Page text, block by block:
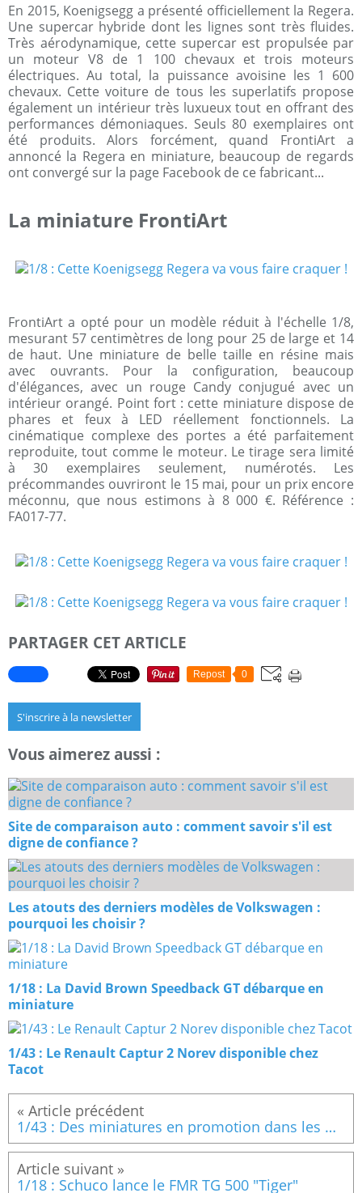
En 2015, Koenigsegg a présenté officiellement la Regera.
Une supercar hybride dont les lignes sont très fluides.
Très aérodynamique, cette supercar est propulsée par
un moteur V8 de 1 100 chevaux et trois moteurs
électriques. Au total, la puissance avoisine les 1 600
chevaux. Cette voiture de tous les superlatifs propose
également un intérieur très luxueux tout en offrant des
performances démoniaques. Seuls 80 exemplaires ont
été produits. Alors forcément, quand FrontiArt a
annoncé la Regera en miniature, beaucoup de regards
ont convergé sur la page Facebook de ce fabricant...
La miniature FrontiArt
FrontiArt a opté pour un modèle réduit à l'échelle 1/8,
mesurant 57 centimètres de long pour 25 de large et 14
de haut. Une miniature de belle taille en résine mais
avec ouvrants. Pour la configuration, beaucoup
d'élégances, avec un rouge Candy conjugué avec un
intérieur orangé. Point fort : cette miniature dispose de
phares et feux à LED réellement fonctionnels. La
cinématique complexe des portes a été parfaitement
reproduite, tout comme le moteur. Le tirage sera limité
à 30 exemplaires seulement, numérotés. Les
précommandes ouvriront le 15 mai, pour un prix encore
méconnu, que nous estimons à 8 000 €. Référence :
FA017-77.
PARTAGER CET ARTICLE
Repost 0
S'inscrire à la newsletter
Vous aimerez aussi :
Site de comparaison auto : comment savoir s'il est
digne de confiance ?
Les atouts des derniers modèles de Volkswagen :
pourquoi les choisir ?
1/18 : La David Brown Speedback GT débarque en
miniature
1/43 : Le Renault Captur 2 Norev disponible chez
Tacot
1/43 : Des miniatures en promotion dans les magasins Noz
1/18 : Schuco lance le FMR TG 500 "Tiger"